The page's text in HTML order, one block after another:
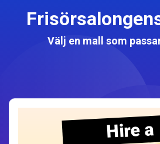
Välj en mall som
Hire a